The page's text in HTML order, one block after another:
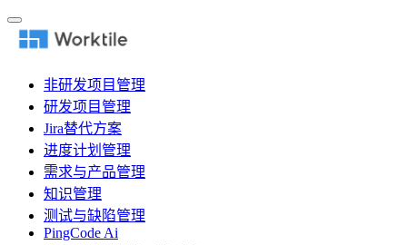
非研发项目管理
研发项目管理
Jira替代方案
进度计划管理
需求与产品管理
知识管理
测试与缺陷管理
PingCode Ai